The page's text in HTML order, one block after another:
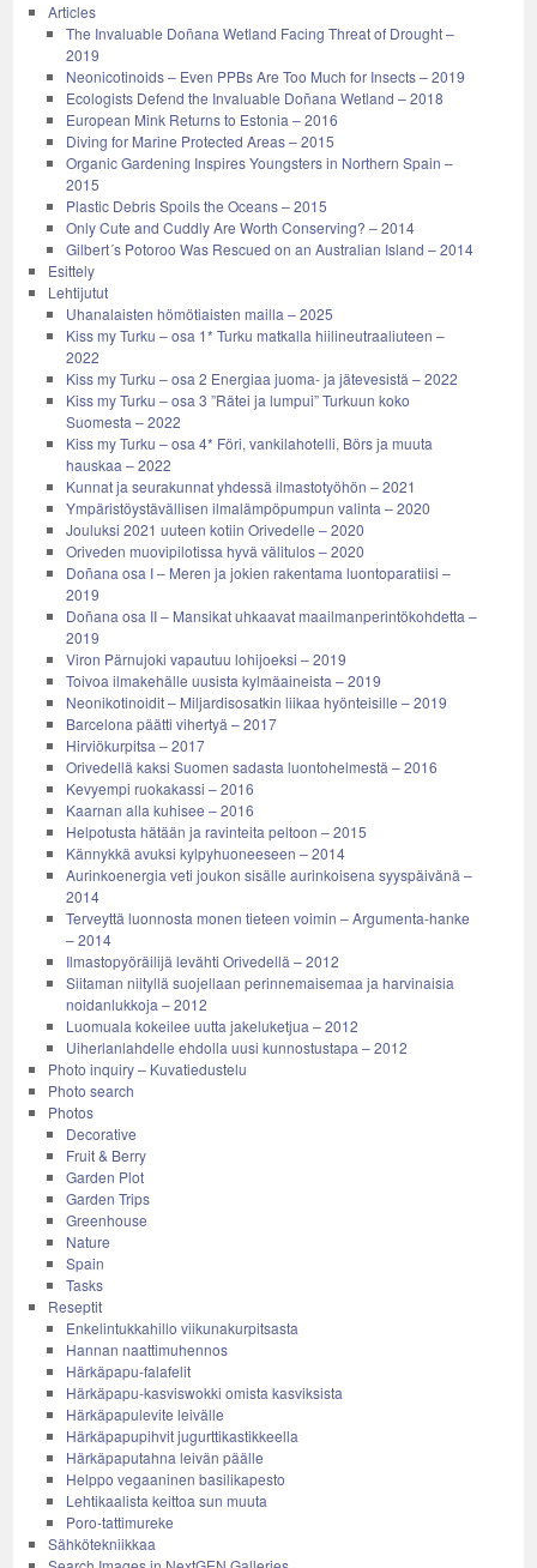
Articles
The Invaluable Doñana Wetland Facing Threat of Drought –
2019
Neonicotinoids – Even PPBs Are Too Much for Insects – 2019
Ecologists Defend the Invaluable Doñana Wetland – 2018
European Mink Returns to Estonia – 2016
Diving for Marine Protected Areas – 2015
Organic Gardening Inspires Youngsters in Northern Spain –
2015
Plastic Debris Spoils the Oceans – 2015
Only Cute and Cuddly Are Worth Conserving? – 2014
Gilbert´s Potoroo Was Rescued on an Australian Island – 2014
Esittely
Lehtijutut
Uhanalaisten hömötiaisten mailla – 2025
Kiss my Turku – osa 1* Turku matkalla hiilineutraaliuteen –
2022
Kiss my Turku – osa 2 Energiaa juoma- ja jätevesistä – 2022
Kiss my Turku – osa 3 ”Rätei ja lumpui” Turkuun koko
Suomesta – 2022
Kiss my Turku – osa 4* Föri, vankilahotelli, Börs ja muuta
hauskaa – 2022
Kunnat ja seurakunnat yhdessä ilmastotyöhön – 2021
Ympäristöystävällisen ilmalämpöpumpun valinta – 2020
Jouluksi 2021 uuteen kotiin Orivedelle – 2020
Oriveden muovipilotissa hyvä välitulos – 2020
Doñana osa I – Meren ja jokien rakentama luontoparatiisi –
2019
Doñana osa II – Mansikat uhkaavat maailmanperintökohdetta –
2019
Viron Pärnujoki vapautuu lohijoeksi – 2019
Toivoa ilmakehälle uusista kylmäaineista – 2019
Neonikotinoidit – Miljardisosatkin liikaa hyönteisille – 2019
Barcelona päätti vihertyä – 2017
Hirviökurpitsa – 2017
Orivedellä kaksi Suomen sadasta luontohelmestä – 2016
Kevyempi ruokakassi – 2016
Kaarnan alla kuhisee – 2016
Helpotusta hätään ja ravinteita peltoon – 2015
Kännykkä avuksi kylpyhuoneeseen – 2014
Aurinkoenergia veti joukon sisälle aurinkoisena syyspäivänä –
2014
Terveyttä luonnosta monen tieteen voimin – Argumenta-hanke
– 2014
Ilmastopyöräilijä levähti Orivedellä – 2012
Siitaman niityllä suojellaan perinnemaisemaa ja harvinaisia
noidanlukkoja – 2012
Luomuala kokeilee uutta jakeluketjua – 2012
Uiherlanlahdelle ehdolla uusi kunnostustapa – 2012
Photo inquiry – Kuvatiedustelu
Photo search
Photos
Decorative
Fruit & Berry
Garden Plot
Garden Trips
Greenhouse
Nature
Spain
Tasks
Reseptit
Enkelintukkahillo viikunakurpitsasta
Hannan naattimuhennos
Härkäpapu-falafelit
Härkäpapu-kasviswokki omista kasviksista
Härkäpapulevite leivälle
Härkäpapupihvit jugurttikastikkeella
Härkäpaputahna leivän päälle
Helppo vegaaninen basilikapesto
Lehtikaalista keittoa sun muuta
Poro-tattimureke
Sähkötekniikkaa